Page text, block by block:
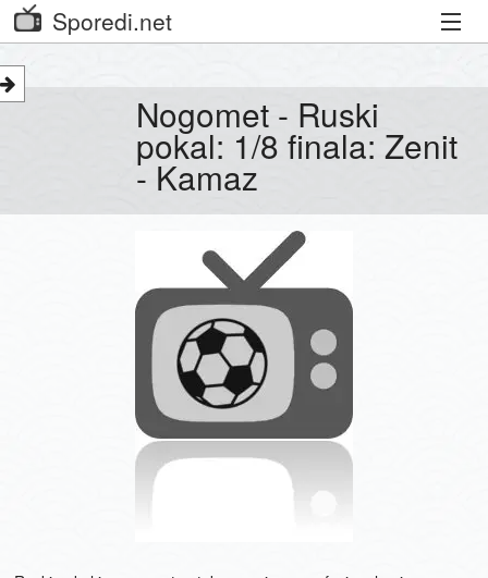
Sporedi.net
Priljubljeni kanali
Iskalnik
Nogomet - Ruski
pokal: 1/8 finala: Zenit
- Kamaz